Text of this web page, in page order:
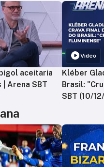
aceitaria
Arena SBT
Vídeo
Kléber
Brasil:
SBT (10/